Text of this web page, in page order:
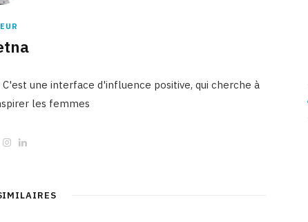
une interface d'influence positive, qui cherche à
les femmes
I
g
r
L
d
I